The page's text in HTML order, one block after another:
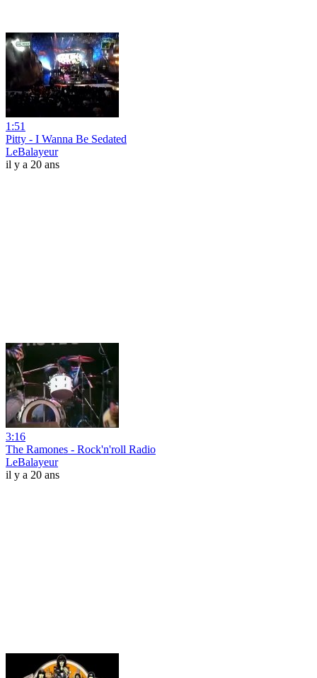
1:51
Pitty - I Wanna Be Sedated
LeBalayeur
il y a 20 ans
3:16
The Ramones - Rock'n'roll Radio
LeBalayeur
il y a 20 ans